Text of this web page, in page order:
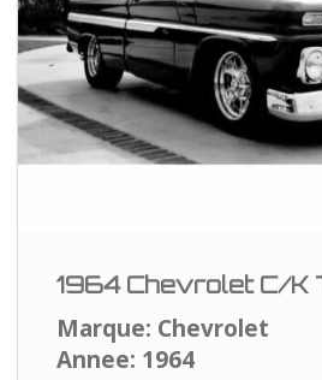
1964 Chevrolet C/K
Marque: Chevrolet
Annee: 1964